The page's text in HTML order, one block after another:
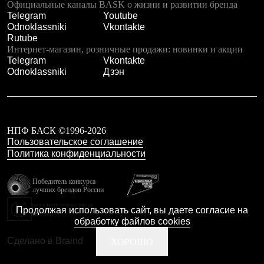
Чуни
Уход за обувью
Аксессуары
Головные уборы
Шапки
Балаклавы и маски
Перчатки
Рукавицы
Носки
Брелки
Ремни
Опушки
Уход за одеждой
В Арктику
Официальные каналы BASK о жизни и развитии бренда
Telegram
Youtube
Odnoklassniki
Vkontakte
Rutube
Интернет-магазин, розничные продажи: новинки и акции
Telegram
Vkontakte
Odnoklassniki
Дзэн
НПФ БАСК ©1996-2026
Пользовательское соглашение
Политика конфиденциальности
Победитель конкурса
лучших брендов России
Калибр
Сделано в Braind
Продолжая использовать сайт, вы даете согласие на
обработку файлов cookies